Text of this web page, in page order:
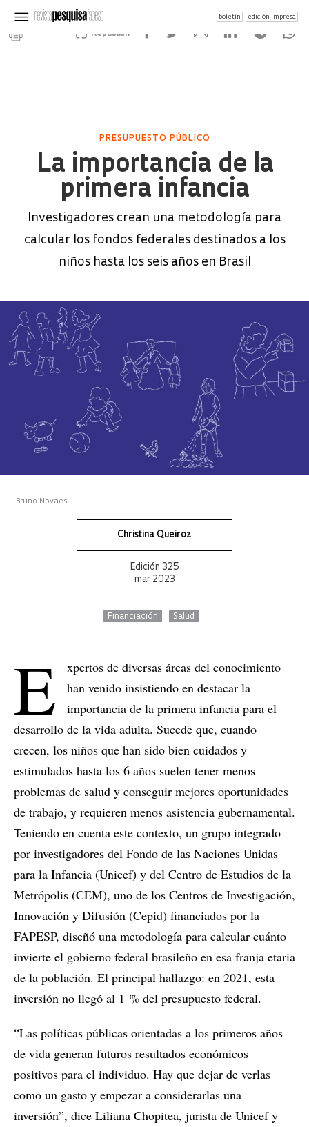
boletín edición impresa
Republish
PRESUPUESTO PÚBLICO
La importancia de la
primera infancia
Investigadores crean una metodología para
calcular los fondos federales destinados a los
niños hasta los seis años en Brasil
Bruno Novaes
Christina Queiroz
Edición 325
mar 2023
Financiación Salud
E
xpertos de diversas áreas del conocimiento
han venido insistiendo en destacar la
importancia de la primera infancia para el
desarrollo de la vida adulta. Sucede que, cuando
crecen, los niños que han sido bien cuidados y
estimulados hasta los 6 años suelen tener menos
problemas de salud y conseguir mejores oportunidades
de trabajo, y requieren menos asistencia gubernamental.
Teniendo en cuenta este contexto, un grupo integrado
por investigadores del Fondo de las Naciones Unidas
para la Infancia (Unicef) y del Centro de Estudios de la
Metrópolis (CEM), uno de los Centros de Investigación,
Innovación y Difusión (Cepid) financiados por la
FAPESP, diseñó una metodología para calcular cuánto
invierte el gobierno federal brasileño en esa franja etaria
de la población. El principal hallazgo: en 2021, esta
inversión no llegó al 1 % del presupuesto federal.
“Las políticas públicas orientadas a los primeros años
de vida generan futuros resultados económicos
positivos para el individuo. Hay que dejar de verlas
como un gasto y empezar a considerarlas una
inversión”, dice Liliana Chopitea, jurista de Unicef y